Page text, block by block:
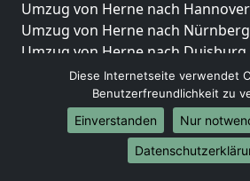
Umzug von Herne nach Hannover
Umzug von Herne nach Nürnberg
Umzug von Herne nach Duisburg
Umzug von Herne nach Bochum
Umzug von Herne nach
Umzug von Herne nach Bielefeld
Umzug von Herne nach Bonn
Umzug von Herne nach Münster
Diese Internetseite verwendet
Benutzerfreundlichkeit zu
Einverstanden
Nur